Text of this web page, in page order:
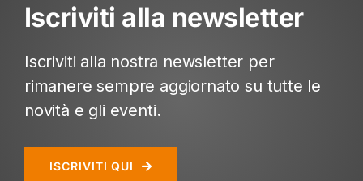
Iscriviti alla newsletter
Iscriviti alla nostra newsletter per
rimanere sempre aggiornato su tutte le
novità e gli eventi.
ISCRIVITI QUI